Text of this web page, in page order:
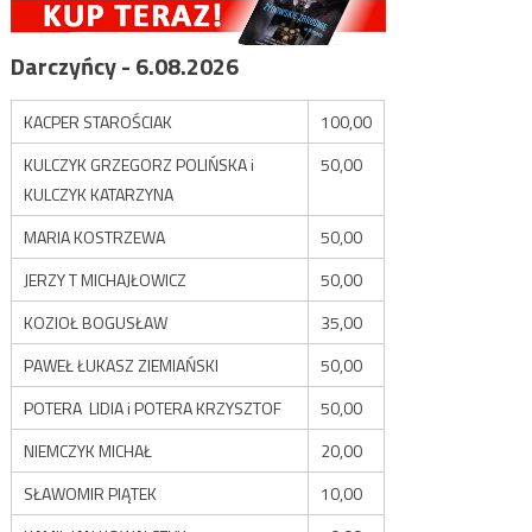
Darczyńcy - 6.08.2026
KACPER STAROŚCIAK
100,00
KULCZYK GRZEGORZ POLIŃSKA i
KULCZYK KATARZYNA
50,00
MARIA KOSTRZEWA
50,00
JERZY T MICHAJŁOWICZ
50,00
KOZIOŁ BOGUSŁAW
35,00
PAWEŁ ŁUKASZ ZIEMIAŃSKI
50,00
POTERA LIDIA i POTERA KRZYSZTOF
50,00
NIEMCZYK MICHAŁ
20,00
SŁAWOMIR PIĄTEK
10,00